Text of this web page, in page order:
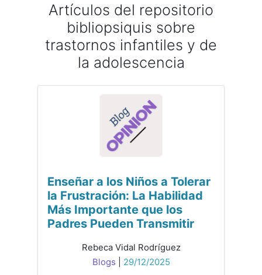
Artículos del repositorio
bibliopsiquis sobre
trastornos infantiles y de
la adolescencia
Enseñar a los Niños a Tolerar
la Frustración: La Habilidad
Más Importante que los
Padres Pueden Transmitir
Rebeca Vidal Rodríguez
Blogs
29/12/2025